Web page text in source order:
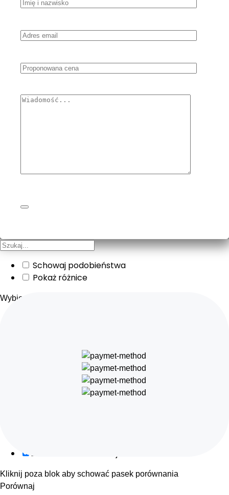
Schowaj podobieństwa
Pokaż różnice
Wybierz pola do pokazania, pozostałe zostaną ukryte.
Dodaj do koszyka
Dodatkowe informacje
Kliknij poza blok aby schować pasek porównania
Porównaj